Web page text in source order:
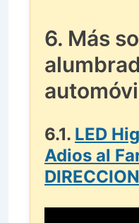
6. Más
6.1. LED
Adios al